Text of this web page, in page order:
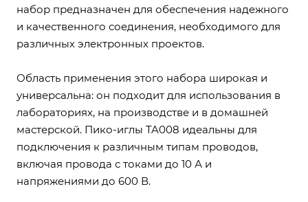
набор предназначен для обеспечения надежного
и качественного соединения, необходимого для
различных электронных проектов.
Область применения этого набора широкая и
универсальна: он подходит для использования в
лабораториях, на производстве и в домашней
мастерской. Пико-иглы TA008 идеальны для
подключения к различным типам проводов,
включая провода с токами до 10 А и
напряжениями до 600 В.